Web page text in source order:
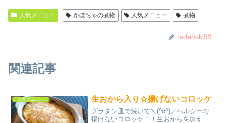
人気メニュー かぼちゃの煮物 人気メニュー 煮物
rsdehski99
関連記事
人気メニュー 生おから入り☆揚げないコロッケ
グラタン皿で焼いて＼(^o^)／ヘルシーな
揚げないコロッケ！！生おからを加え